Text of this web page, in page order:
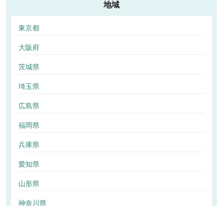
地域
東京都
大阪府
茨城県
埼玉県
広島県
福岡県
兵庫県
愛知県
山形県
神奈川県